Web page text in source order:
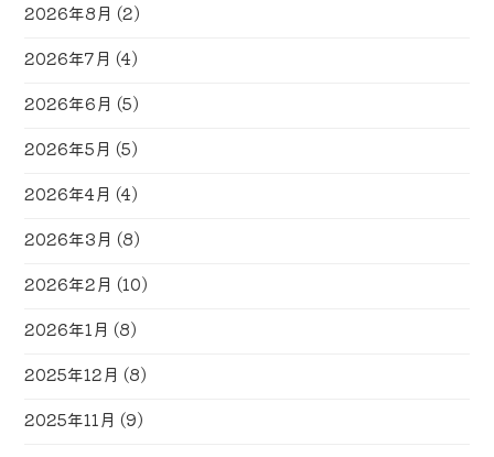
2026年8月 (2)
2026年7月 (4)
2026年6月 (5)
2026年5月 (5)
2026年4月 (4)
2026年3月 (8)
2026年2月 (10)
2026年1月 (8)
2025年12月 (8)
2025年11月 (9)